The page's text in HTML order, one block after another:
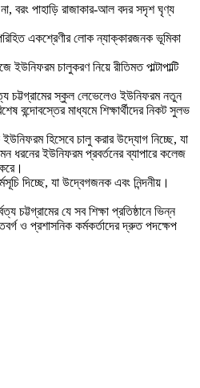
বরং পাহাড়ি রাজাকার-আল বদর সদৃশ ঘৃণ্য
একশ্রেণীর লোক ন্যাক্কারজনক ভূমিকা
ইউনিফরম চালুকরণ নিয়ে রীতিমত পাল্টাপাল্টি
চট্টগ্রামের স্কুল লেভেলেও ইউনিফরম নতুন
বন্দোবস্তের মাধ্যমে শিক্ষার্থীদের নিকট সুলভ
ইউনিফরম হিসেবে চালু করার উদ্যোগ নিচ্ছে, যা
ধরনের ইউনিফরম প্রবর্তনের ব্যাপারে কলেজ
দিচ্ছে, যা উদ্বেগজনক এবং নিন্দনীয়।
চট্টগ্রামের যে সব শিক্ষা প্রতিষ্ঠানে ভিন্ন
ও প্রশাসনিক কর্মকর্তাদের দ্রুত পদক্ষেপ